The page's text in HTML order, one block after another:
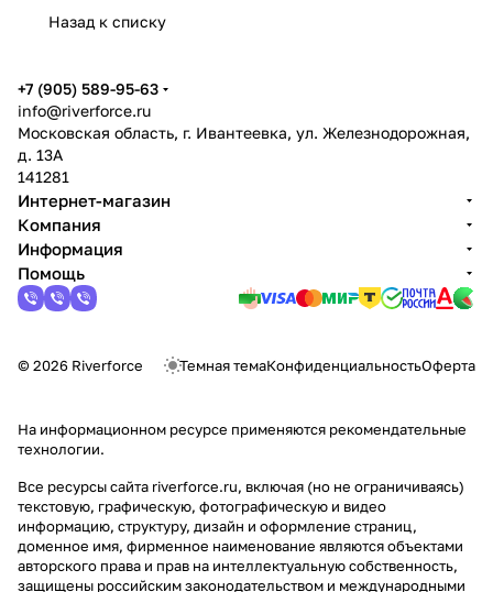
Назад к списку
+7 (905) 589-95-63
info@riverforce.ru
Московская область, г. Ивантеевка, ул. Железнодорожная,
д. 13А
141281
Интернет-магазин
Компания
Информация
Помощь
© 2026 Riverforce Темная темаКонфиденциальностьОферта
На информационном ресурсе применяются рекомендательные
технологии.
Все ресурсы сайта riverforce.ru, включая (но не ограничиваясь)
текстовую, графическую, фотографическую и видео
информацию, структуру, дизайн и оформление страниц,
доменное имя, фирменное наименование являются объектами
авторского права и прав на интеллектуальную собственность,
защищены российским законодательством и международными